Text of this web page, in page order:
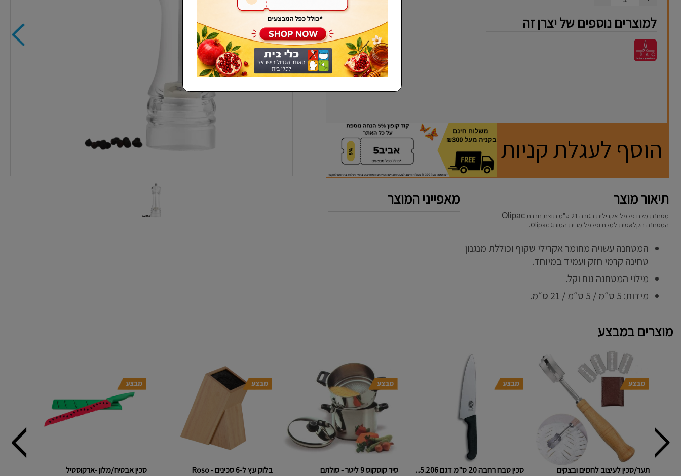
שכחתי סיסמא למוצרים נוספים של יצרן זה
הוסף לעגלת קניות
תיאור מוצר מאפייני המוצר
מטחנת מלח פלפל אקרילית בגובה 21 ס"מ תוצת חברת Olipac
המטחנה הקלאסית למלח ופלפל מבית המותג Olipac.
המטחנה עשויה מחומר אקרילי שקוף וכוללת מנגנון
טחינה קרמי חזק ועמיד במיוחד.
מילוי המטחנה נוח וקל.
מידות: 5 ס״מ / 5 ס״מ / 21 ס״מ.
מוצרים במבצע
תער/סכין לעיצוב לחמים ובצקים סכין טבח רחבה 20 ס"מ דגם 5.206... סיר קוסקוס 9 ליטר - סולתם בלוק עץ ל-6 סכינים - Roso סכין אבטיח/מלון -ארקוסטיל